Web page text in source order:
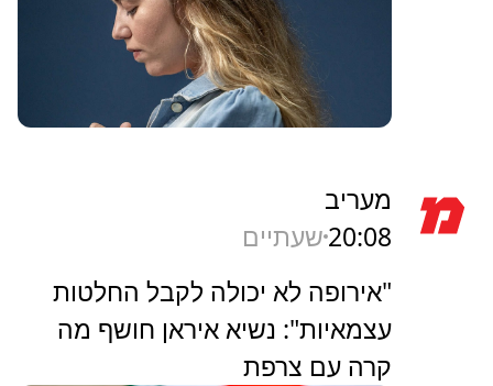
מעריב
20:08שעתיים
"אירופה לא יכולה לקבל החלטות
עצמאיות": נשיא איראן חושף מה
קרה עם צרפת